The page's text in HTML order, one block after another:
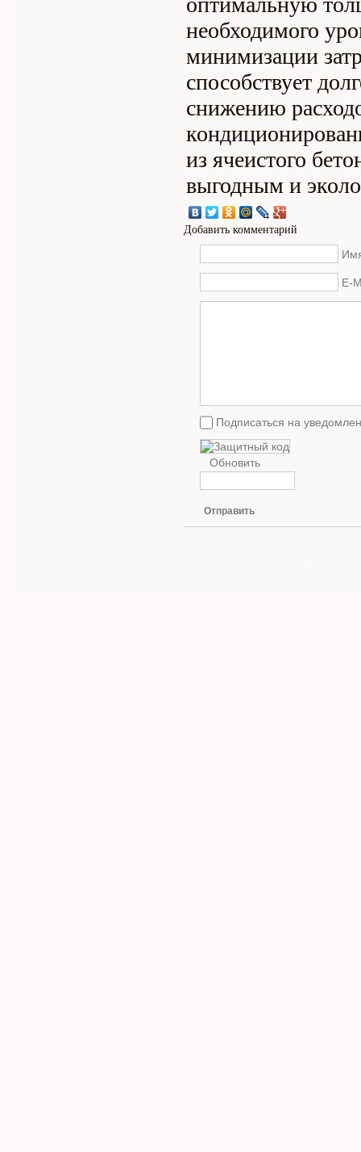
необходимого
минимизации
способствует
снижению
из ячеистого
выгодным и
Добавить комментарий
E-
Подписаться на
Обновить
Отправить